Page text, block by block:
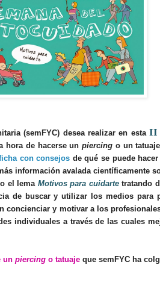
(semFYC) desea realizar en estaII
hora de hacerse unpiercing o un
con consejos de qué se puede
información avalada científicamente
el lema Motivos para cuidarte tratando
de buscar y utilizar los medios para
concienciar y motivar a los
individuales a través de las cuales
un piercing o tatuaje que semFYC ha